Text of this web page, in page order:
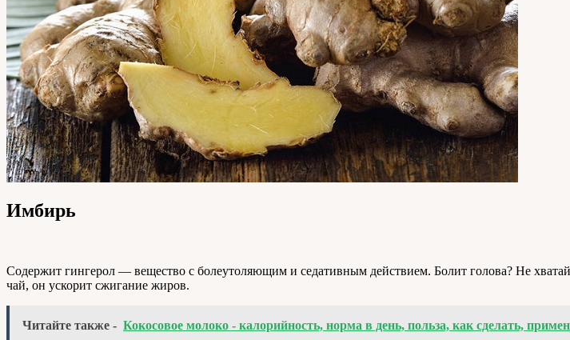
Имбирь
Содержит гингерол — вещество с болеутоляющим и седативным действием. Болит голова? Не
чай, он ускорит сжигание жиров.
Читайте также - Кокосовое молоко - калорийность, норма в день, польза, как сделать,